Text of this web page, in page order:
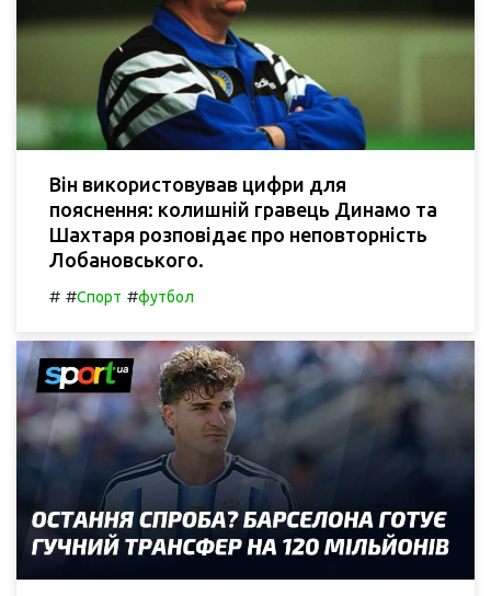
Він використовував цифри для
пояснення: колишній гравець Динамо та
Шахтаря розповідає про неповторність
Лобановського.
# #Спорт #футбол